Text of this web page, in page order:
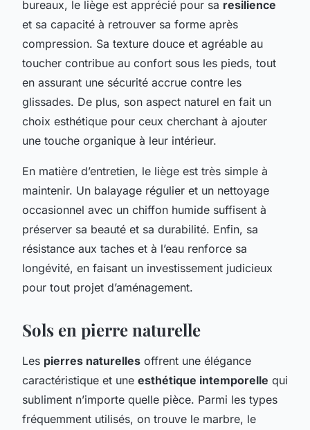
bureaux, le liège est apprécié pour sa resilience
et sa capacité à retrouver sa forme après
compression. Sa texture douce et agréable au
toucher contribue au confort sous les pieds, tout
en assurant une sécurité accrue contre les
glissades. De plus, son aspect naturel en fait un
choix esthétique pour ceux cherchant à ajouter
une touche organique à leur intérieur.
En matière d’entretien, le liège est très simple à
maintenir. Un balayage régulier et un nettoyage
occasionnel avec un chiffon humide suffisent à
préserver sa beauté et sa durabilité. Enfin, sa
résistance aux taches et à l’eau renforce sa
longévité, en faisant un investissement judicieux
pour tout projet d’aménagement.
Sols en pierre naturelle
Les pierres naturelles offrent une élégance
caractéristique et une esthétique intemporelle qui
subliment n’importe quelle pièce. Parmi les types
fréquemment utilisés, on trouve le marbre, le